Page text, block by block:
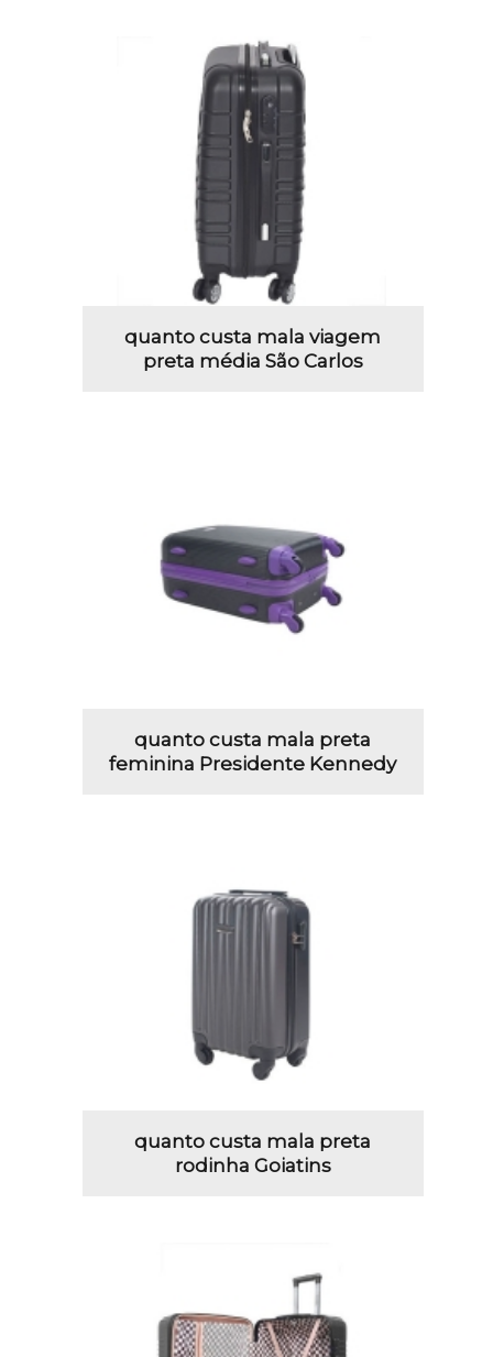
quanto custa mala viagem
preta média São Carlos
quanto custa mala preta
feminina Presidente Kennedy
quanto custa mala preta
rodinha Goiatins